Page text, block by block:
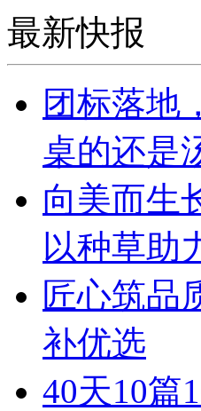
最新快报
团标落地
桌的还是
向美而生
以种草助
匠心筑品
补优选
40天10篇